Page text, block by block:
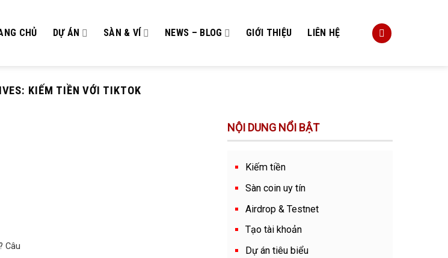
CHỦ DỰ ÁN SÀN & VÍ NEWS – BLOG GIỚI THIỆU LIÊN HỆ
KIẾM TIỀN VỚI TIKTOK
Câu
NỘI DUNG NỔI BẬT
Kiếm tiền
Sàn coin uy tín
Airdrop & Testnet
Tạo tài khoản
Dự án tiêu biểu